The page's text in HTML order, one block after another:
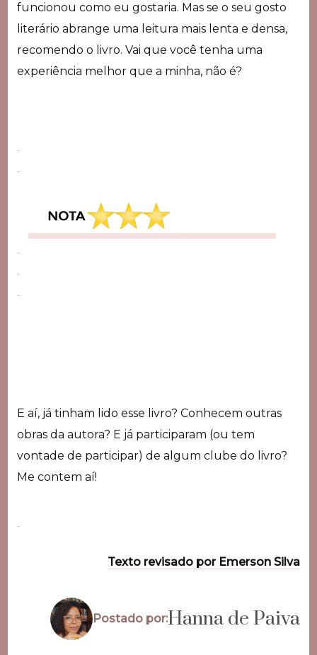
funcionou como eu gostaria. Mas se o seu gosto
literário abrange uma leitura mais lenta e densa,
recomendo o livro. Vai que você tenha uma
experiência melhor que a minha, não é?
E aí, já tinham lido esse livro? Conhecem outras
obras da autora? E já participaram (ou tem
vontade de participar) de algum clube do livro?
Me contem aí!
Texto revisado por Emerson Silva
Postado por:Hanna de Paiva